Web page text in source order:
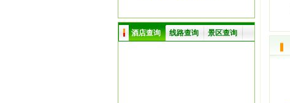
酒店查询 线路查询 景区查询